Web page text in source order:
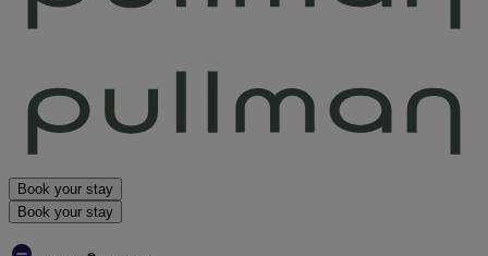
Book your stay
Book your stay